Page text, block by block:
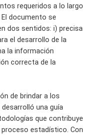
requeridos a lo largo
documento se
dos sentidos: i) precisa
el desarrollo de la
la información
correcta de la
de brindar a los
una guía
que contribuye
estadístico. Con